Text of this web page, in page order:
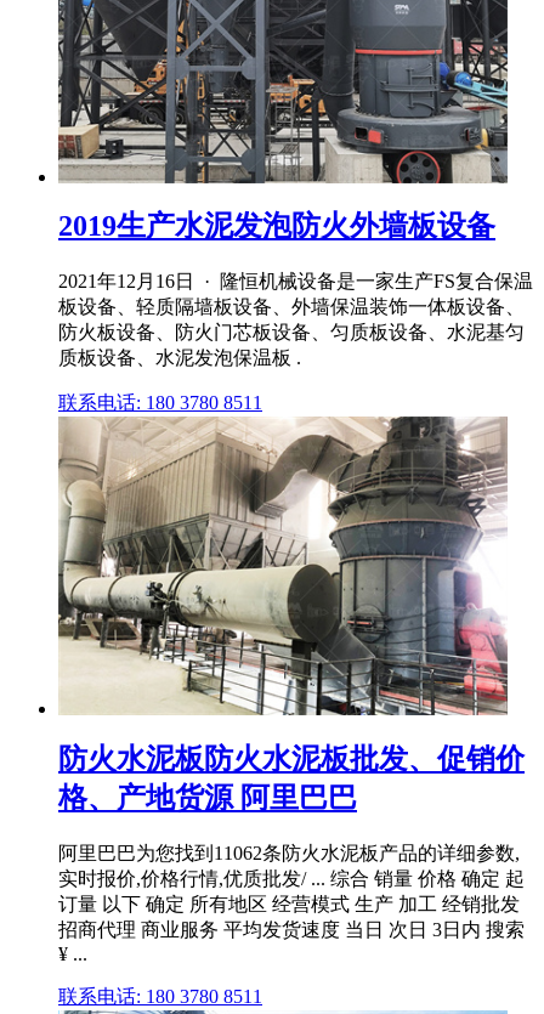
2019生产水泥发泡防火外墙板设备
2021年12月16日 · 隆恒机械设备是一家生产FS复合保温
板设备、轻质隔墙板设备、外墙保温装饰一体板设备、
防火板设备、防火门芯板设备、匀质板设备、水泥基匀
质板设备、水泥发泡保温板 .
联系电话: 180 3780 8511
防火水泥板防火水泥板批发、促销价
格、产地货源 阿里巴巴
阿里巴巴为您找到11062条防火水泥板产品的详细参数,
实时报价,价格行情,优质批发/ ... 综合 销量 价格 确定 起
订量 以下 确定 所有地区 经营模式 生产 加工 经销批发
招商代理 商业服务 平均发货速度 当日 次日 3日内 搜索
¥ ...
联系电话: 180 3780 8511